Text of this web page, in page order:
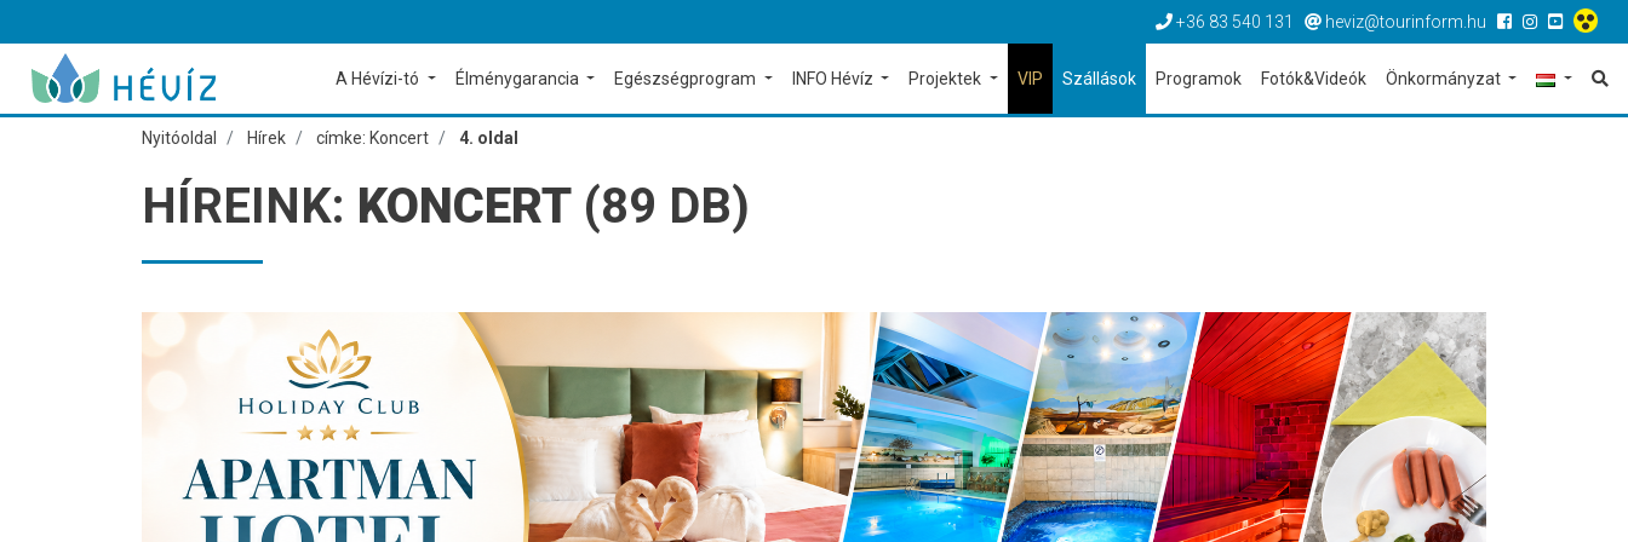
+36 83 540 131 heviz@tourinform.hu
A Hévízi-tó Élménygarancia Egészségprogram INFO Hévíz Projektek VIP Szállások Programok Fotók&Videók Önkormányzat
Nyitóoldal Hírek címke: Koncert 4. oldal
HÍREINK: KONCERT (89 DB)